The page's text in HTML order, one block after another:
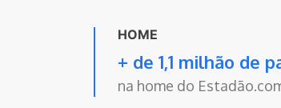
HOME
+ de 1,1 milhão de
na home do